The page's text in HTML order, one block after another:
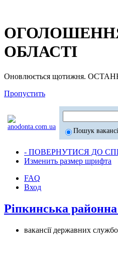
ОБЛАСТІ
Оновлюється щотижня.
Пропустить
Пошук
- ПОВЕРНУТИСЯ ДО
Изменить размер шрифта
FAQ
Вход
Ріпкинська
вакансії державних